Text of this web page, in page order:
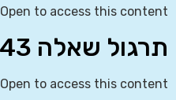
Open to access this content
תרגול שאלה 43
Open to access this content